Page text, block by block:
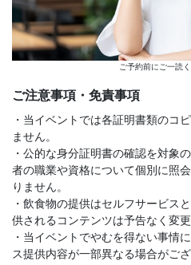
ご予約前にご一読く
ご注意事項・免責事項
・当イベントでは各証明書類のコ
ません。
・公的な身分証明書の確認を対象
者の職業や資格について個別に照
りません。
・飲食物の提供はセルフサービス
供されるコンテンツは予告なく変
・当イベントでやむを得ない事情
ス提供内容が一部異なる場合がご